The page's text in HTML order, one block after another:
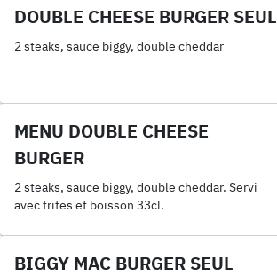
DOUBLE CHEESE BURGER SEUL
2 steaks, sauce biggy, double cheddar
MENU DOUBLE CHEESE
BURGER
2 steaks, sauce biggy, double cheddar. Servi
avec frites et boisson 33cl.
BIGGY MAC BURGER SEUL